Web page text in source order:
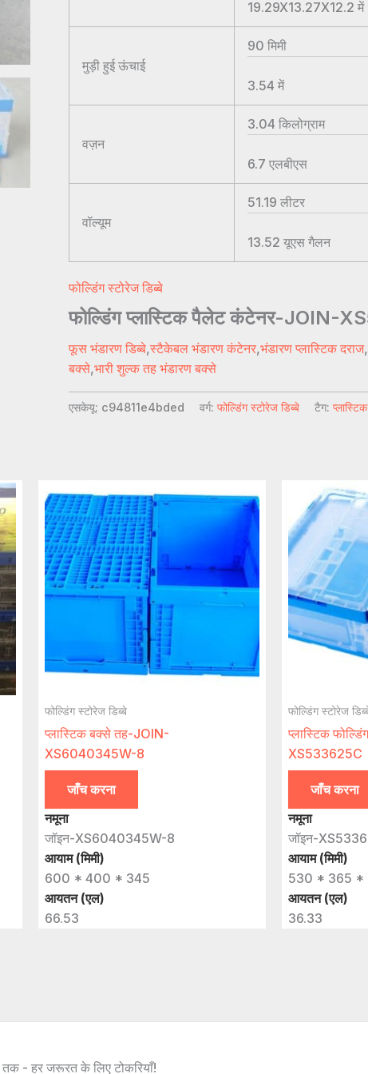
19.29X13.27X12.2 में
मुड़ी हुई ऊंचाई
90 मिमी
3.54 में
वज़न
3.04 किलोग्राम
6.7 एलबीएस
वॉल्यूम
51.19 लीटर
13.52 यूएस गैलन
फोल्डिंग स्टोरेज डिब्बे
फोल्डिंग प्लास्टिक पैलेट कंटेनर-JOIN-
फूस भंडारण डिब्बे,स्टैकेबल भंडारण कंटेनर,भंडारण प्लास्टिक दराज,
बक्से,भारी शुल्क तह भंडारण बक्से
एसकेयू: c94811e4bded वर्ग: फोल्डिंग स्टोरेज डिब्बे टैग:
फोल्डिंग स्टोरेज डिब्बे
प्लास्टिक बक्से तह-JOIN-
XS6040345W-8
जाँच करना
नमूना
जॉइन-XS6040345W-8
आयाम (मिमी)
600 * 400 * 345
आयतन (एल)
66.53
फोल्डिंग स्टोरेज
प्लास्टिक
XS533625C
जाँच करना
नमूना
जॉइन-
आयाम (मिमी)
530 * 365 *
आयतन (एल)
36.33
- हर जरूरत के लिए टोकरियाँ!